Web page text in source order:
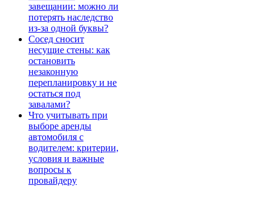
завещании: можно ли
потерять наследство
из-за одной буквы?
Сосед сносит
несущие стены: как
остановить
незаконную
перепланировку и не
остаться под
завалами?
Что учитывать при
выборе аренды
автомобиля с
водителем: критерии,
условия и важные
вопросы к
провайдеру